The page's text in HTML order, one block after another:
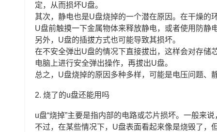
定，从而损坏U盘。
其次，静电也是U盘烧掉的一个潜在原因。在干燥的
U盘前触摸一下金属物体来释放静电，或者使用防静
另外，U盘的插拔方式也可能导致其损坏。
在不安全弹出U盘的情况下直接拔出，这样会对存储
电脑上进行安全弹出操作，再拔出U盘。
总之，U盘烧掉的原因多种多样，可能是电压问题、
2. 烧了的u盘还能用吗
u盘“烧掉”主要是指内部的电路或芯片损坏。一般来
不过，在某些情况下，U盘表面看起来像是烧毁了，